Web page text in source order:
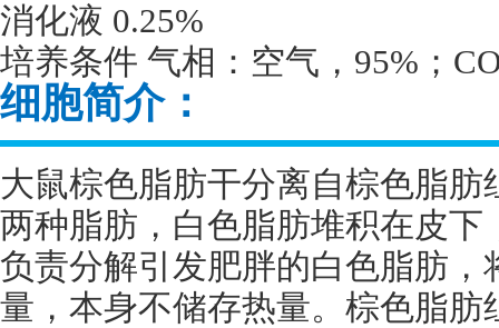
消化液 0.25%
培养条件 气相：空气， 95% ；
细胞简介：
大鼠棕色脂肪干分离自棕色脂
两种脂肪，白色脂肪堆积在皮
负责分解引发肥胖的白色脂肪
量，本身不储存热量。棕色脂